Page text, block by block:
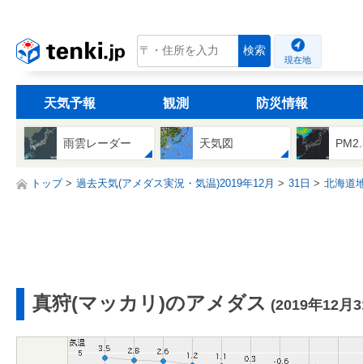
tenki.jp 検索
現在地
天気予報 観測 防災情報
雨雲レーダー 天気図
トップ 過去天気(アメダス実況・気温)2019年12月 31日 北海道
真狩(マッカリ)のアメダス (2019年12月